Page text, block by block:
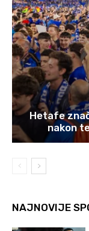
Hetafe
nakon
NAJNOVIJE